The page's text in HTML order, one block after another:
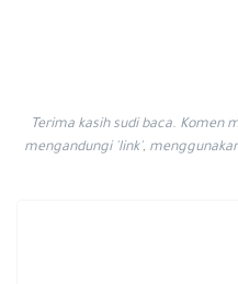
Terima kasih sudi baca. Komen
mengandungi 'link',